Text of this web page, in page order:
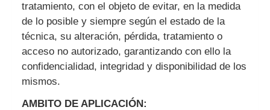
tratamiento, con el objeto de evitar, en la medida
de lo posible y siempre según el estado de la
técnica, su alteración, pérdida, tratamiento o
acceso no autorizado, garantizando con ello la
confidencialidad, integridad y disponibilidad de los
mismos.
AMBITO DE APLICACIÓN: